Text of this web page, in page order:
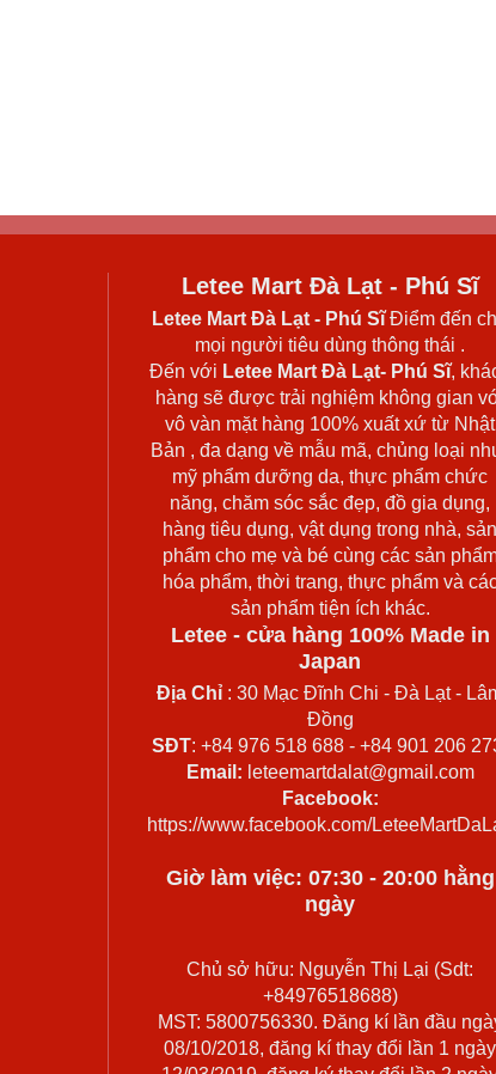
Letee Mart Đà Lạt - Phú Sĩ
Letee Mart Đà Lạt - Phú SĩĐiểm đến
mọi người tiêu dùng thông thái .
Đến với Letee Mart Đà Lạt- Phú Sĩ,
hàng sẽ được trải nghiệm không gian
vô vàn mặt hàng 100% xuất xứ từ Nhật
Bản , đa dạng về mẫu mã, chủng loại
mỹ phẩm dưỡng da, thực phẩm chức
năng, chăm sóc sắc đẹp, đồ gia dụng,
hàng tiêu dụng, vật dụng trong nhà, sản
phẩm cho mẹ và bé cùng các sản
hóa phẩm, thời trang, thực phẩm và
sản phẩm tiện ích khác.
Letee - cửa hàng 100% Made in
Japan
Địa Chỉ : 30 Mạc Đĩnh Chi - Đà Lạt -
Đồng
SĐT: +84 976 518 688 - +84 901 206
Email: leteemartdalat@gmail.com
Facebook:
https://www.facebook.com/
Giờ làm việc: 07:30 - 20:00 hằng
ngày
Chủ sở hữu: Nguyễn Thị Lại (Sdt:
+84976518688)
MST: 5800756330. Đăng kí lần đầu
08/10/2018, đăng kí thay đổi lần 1 ngày